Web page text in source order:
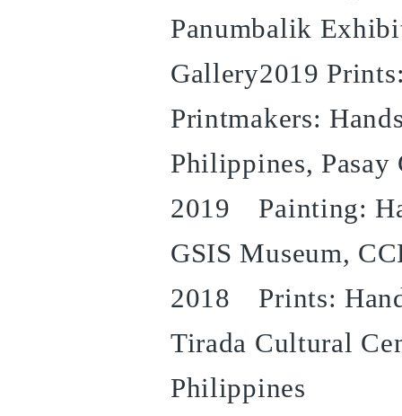
Panumbalik
Gallery2019
Printmakers:
Philippines,
2019 Painting:
GSIS Museum,
2018 Prints:
Tirada Cultural
Philippines